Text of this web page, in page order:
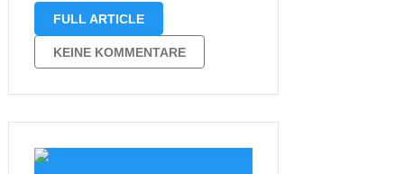
Alkohol feststellt, dass sie schwanger
nicht erinnern, mit wem sie die Nacht
verbracht hat. Da dieses …
FULL ARTICLE
KEINE KOMMENTARE